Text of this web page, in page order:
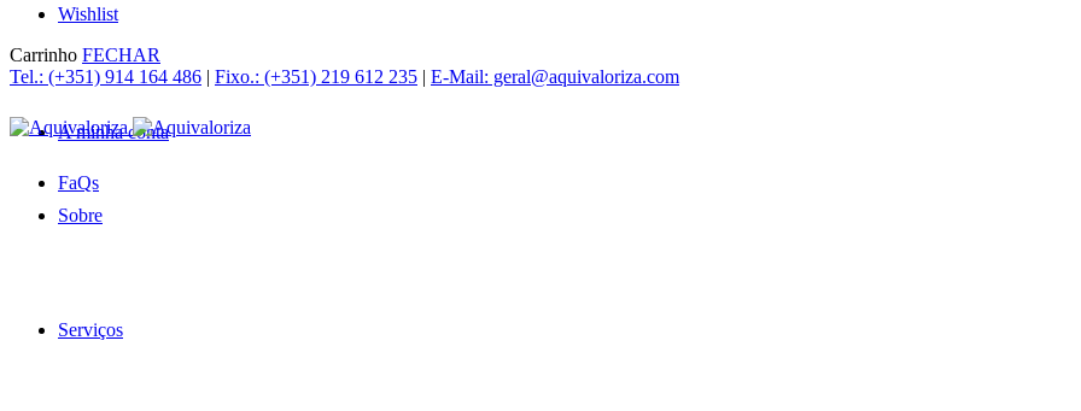
Wishlist
Carrinho FECHAR
Tel.: (+351) 914 164 486 | Fixo.: (+351) 219 612 235 | E-Mail: geral@aquivaloriza.com
A minha conta
FaQs
Sobre
Serviços